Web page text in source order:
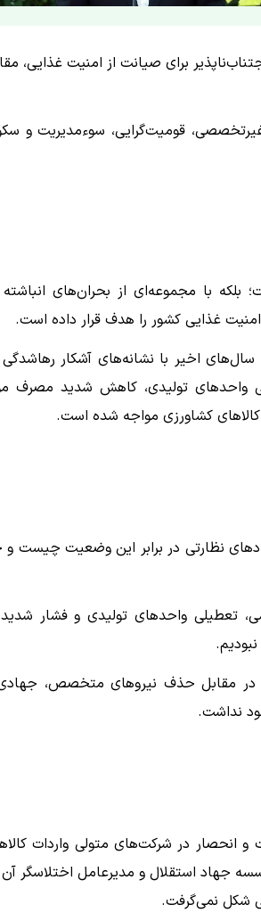
برای صیانت از امنیت غذایی،
غیرتخصصی، قومیت‌گرایی، سوءمدیریت و
با مجموعه‌ای از بحران‌های انباشته
غذایی کشور را هدف قرار داده است.
اخیر با نشانه‌های آشکار رهاشدگی
واحدهای تولیدی، کاهش شدید مصرف
نظارتی در برابر این وضعیت چیست و
تعطیلی واحدهای تولیدی و فشار شدید
و در مقابل حذف نیروهای متخصص،
نداشت.
انحصار در شرکت‌های متولی واردات
جهاد استقلال و مدیرعامل اختلاسگر
شکل نمی‌گرفت.